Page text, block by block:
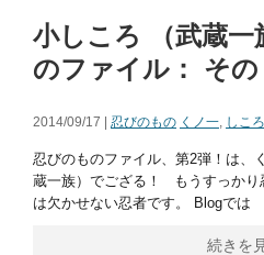
小しころ （武蔵一
のファイル： その
2014/09/17 | 忍びのもの くノ一, しころ
忍びのものファイル、第2弾！は、
蔵一族）でござる！ もうすっかり
は欠かせない忍者です。 Blogでは
続きを